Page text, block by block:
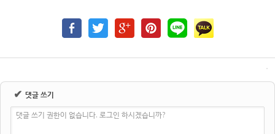
✔ 댓글 쓰기
댓글 쓰기 권한이 없습니다. 로그인 하시겠습니까?